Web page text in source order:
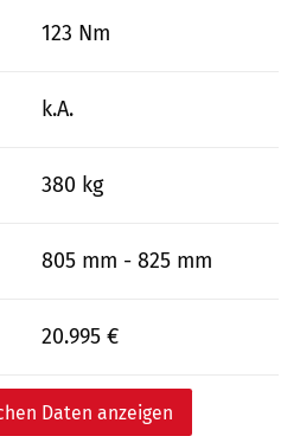
123 Nm
k.A.
380 kg
805 mm - 825 mm
20.995 €
Daten anzeigen